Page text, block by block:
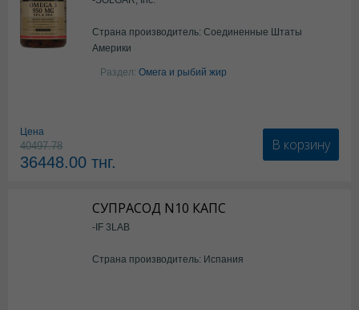
Страна производитель: Соединенные Штаты
Америки
Раздел: Омега и рыбий жир
Цена
40497.78
36448.00 тнг.
В корзину
СУПРАСОД N10 КАПС
-IF 3LAB
Страна производитель: Испания